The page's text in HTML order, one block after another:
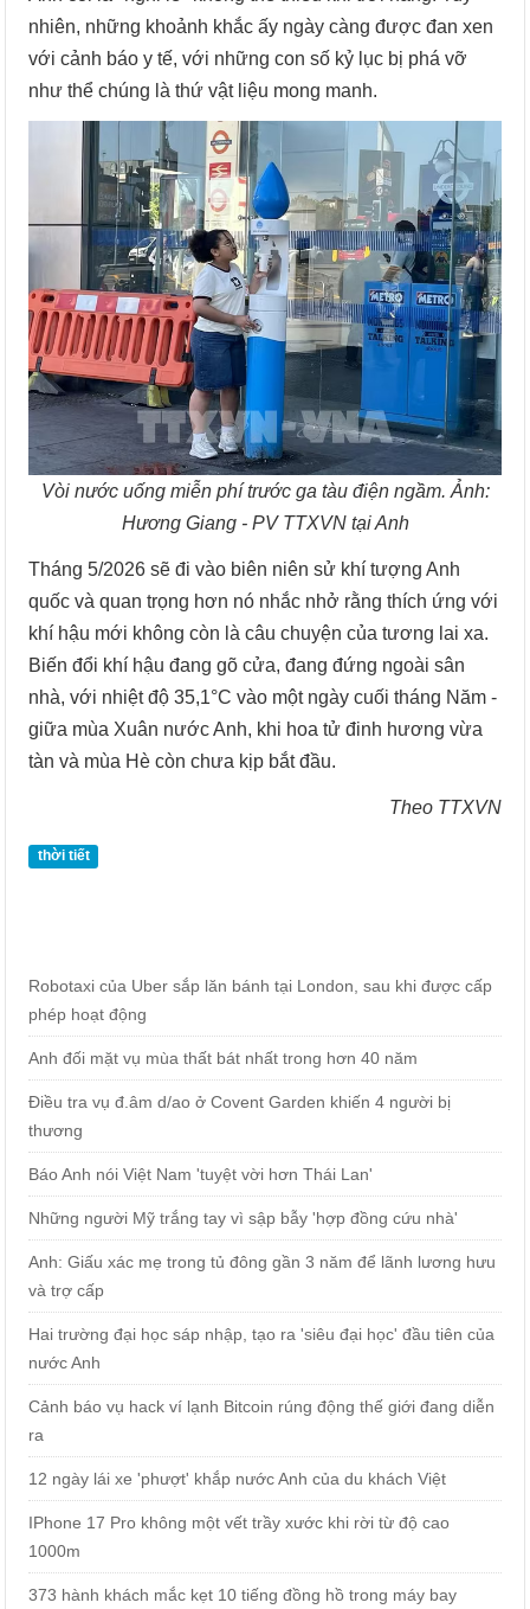
nhiên, những khoảnh khắc ấy ngày càng được đan xen
với cảnh báo y tế, với những con số kỷ lục bị phá vỡ
như thể chúng là thứ vật liệu mong manh.
Vòi nước uống miễn phí trước ga tàu điện ngầm. Ảnh:
Hương Giang - PV TTXVN tại Anh
Tháng 5/2026 sẽ đi vào biên niên sử khí tượng Anh
quốc và quan trọng hơn nó nhắc nhở rằng thích ứng với
khí hậu mới không còn là câu chuyện của tương lai xa.
Biến đổi khí hậu đang gõ cửa, đang đứng ngoài sân
nhà, với nhiệt độ 35,1°C vào một ngày cuối tháng Năm -
giữa mùa Xuân nước Anh, khi hoa tử đinh hương vừa
tàn và mùa Hè còn chưa kịp bắt đầu.
Theo TTXVN
thời tiết
Robotaxi của Uber sắp lăn bánh tại London, sau khi được cấp
phép hoạt động
Anh đối mặt vụ mùa thất bát nhất trong hơn 40 năm
Điều tra vụ đ.âm d/ao ở Covent Garden khiến 4 người bị
thương
Báo Anh nói Việt Nam 'tuyệt vời hơn Thái Lan'
Những người Mỹ trắng tay vì sập bẫy 'hợp đồng cứu nhà'
Anh: Giấu xác mẹ trong tủ đông gần 3 năm để lãnh lương hưu
và trợ cấp
Hai trường đại học sáp nhập, tạo ra 'siêu đại học' đầu tiên của
nước Anh
Cảnh báo vụ hack ví lạnh Bitcoin rúng động thế giới đang diễn
ra
12 ngày lái xe 'phượt' khắp nước Anh của du khách Việt
IPhone 17 Pro không một vết trầy xước khi rời từ độ cao
1000m
373 hành khách mắc kẹt 10 tiếng đồng hồ trong máy bay